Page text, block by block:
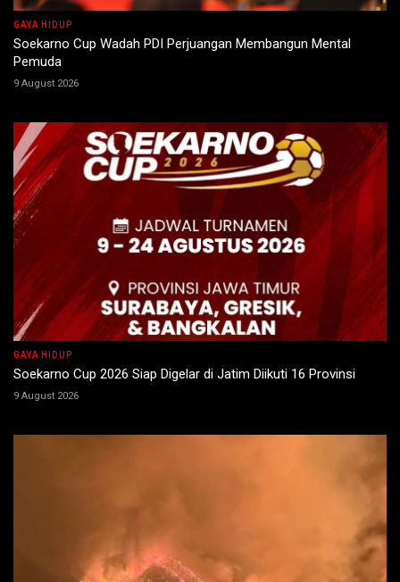
GAYA HIDUP
Soekarno Cup Wadah PDI Perjuangan Membangun Mental
Pemuda
9 August 2026
GAYA HIDUP
Soekarno Cup 2026 Siap Digelar di Jatim Diikuti 16 Provinsi
9 August 2026